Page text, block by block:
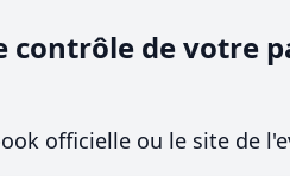
contrôle de votre
officielle ou le site de